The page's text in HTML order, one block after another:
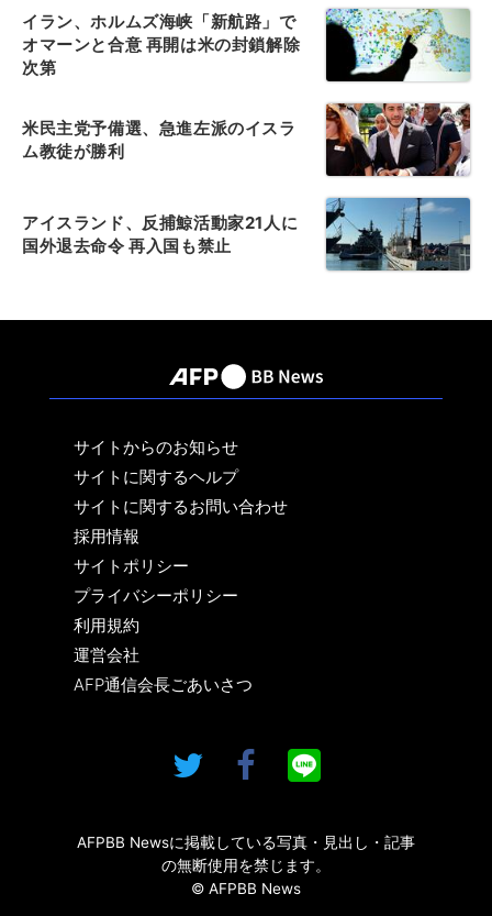
イラン、ホルムズ海峡「新航路」で
オマーンと合意 再開は米の封鎖解除
次第
米民主党予備選、急進左派のイスラ
ム教徒が勝利
アイスランド、反捕鯨活動家21人に
国外退去命令 再入国も禁止
サイトからのお知らせ
サイトに関するヘルプ
サイトに関するお問い合わせ
採用情報
サイトポリシー
プライバシーポリシー
利用規約
運営会社
AFP通信会長ごあいさつ
AFPBB Newsに掲載している写真・見出し・記事
の無断使用を禁じます。
© AFPBB News